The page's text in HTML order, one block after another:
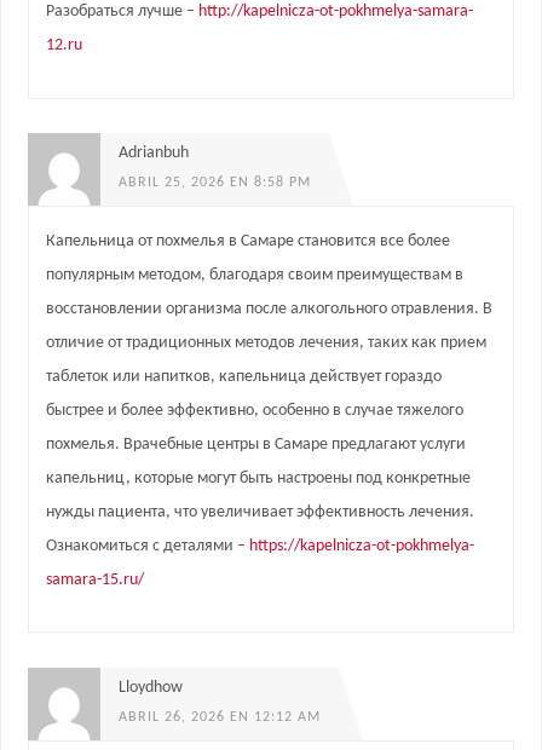
Разобраться лучше – http://kapelnicza-ot-pokhmelya-samara-
12.ru
Adrianbuh
ABRIL 25, 2026 EN 8:58 PM
Капельница от похмелья в Самаре становится все более
популярным методом, благодаря своим преимуществам в
восстановлении организма после алкогольного отравления. В
отличие от традиционных методов лечения, таких как прием
таблеток или напитков, капельница действует гораздо
быстрее и более эффективно, особенно в случае тяжелого
похмелья. Врачебные центры в Самаре предлагают услуги
капельниц, которые могут быть настроены под конкретные
нужды пациента, что увеличивает эффективность лечения.
Ознакомиться с деталями – https://kapelnicza-ot-pokhmelya-
samara-15.ru/
Lloydhow
ABRIL 26, 2026 EN 12:12 AM